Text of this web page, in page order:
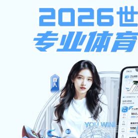
欧宝在线登陆,艾弗
欢迎访问欧宝在线登陆网站！
艾弗森代言贝
博概况
师资